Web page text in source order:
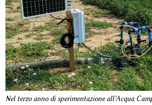
Nel terzo anno di sperimentazione all’Acqua